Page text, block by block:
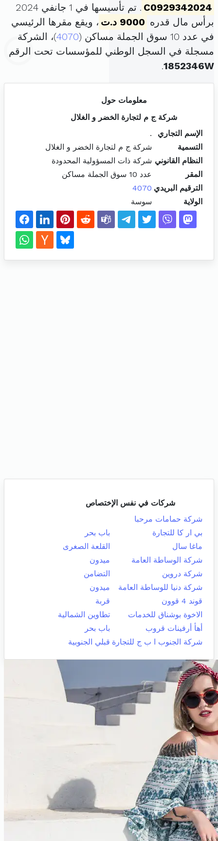
C0929342024
. تم تأسيسها في 1 جانفي 2024
برأس مال قدره 9000 د.ت
، ويقع مقرها الرئيسي
في عدد 10 سوق الجملة مساكن (
4070)، الشركة
مسجلة في السجل الوطني للمؤسسات تحت الرقم
1852346W
.
معلومات حول
شركة ج م لتجارة الخضر و الغلال
الإسم التجاري
.
التسمية
شركة ج م لتجارة الخضر و الغلال
النظام القانوني شركة ذات المسؤولية المحدودة
المقر
عدد 10 سوق الجملة مساكن
الترقيم البريدي 4070
الولاية
سوسة
شركات في نفس الإختصاص
شركة حمامات مرحبا
بي ار كا للتجارة
باب بحر
ماغا سال
القلعة الصغرى
شركة الوساطة العامة
ميدون
شركة دروين
التضامن
شركة دنيا للوساطة العامة
ميدون
قوند 4 قوون
قربة
الاخوة بوشناق للخدمات
تطاوين الشمالية
أهأ أرفينات قروب
باب بحر
شركة الجنوب ا ب ج للتجارة قبلي الجنوبية